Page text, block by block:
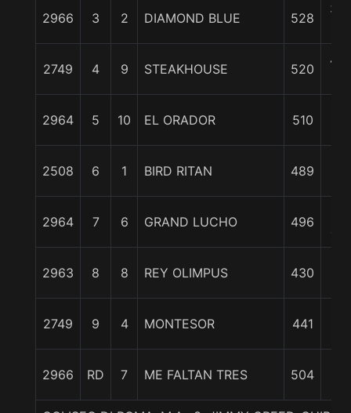
2966 3 2 DIAMOND BLUE 528
3
2749 4 9 STEAKHOUSE 520
4
2964 5 10 EL ORADOR 510
2508 6 1 BIRD RITAN 489
2964 7 6 GRAND LUCHO 496
2963 8 8 REY OLIMPUS 430
2749 9 4 MONTESOR 441
2966 RD 7 ME FALTAN TRES 504